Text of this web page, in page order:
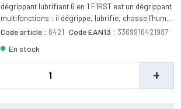
dégrippant lubrifiant 6 en 1 F1RST est un dégrippant
multifonctions : il dégrippe, lubrifie, chasse l’humid
ité, assure une protection anticorrosion, dépose u
mmandé pour les opérations de dégrippage et de lu
brification en général et notamment lorsque le mat
ériel est soumis à de longues périodes d’immobilis
ation ou à une atmosphère corrosive (bord de mer,
Code article : 6421 Code EAN13 :3369916421987
en stock
+